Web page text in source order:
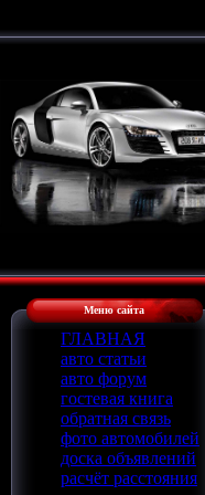
Меню сайта
ГЛАВНАЯ
авто статьи
авто форум
гостевая книга
обратная связь
фото автомобилей
доска объявлений
расчёт расстояния